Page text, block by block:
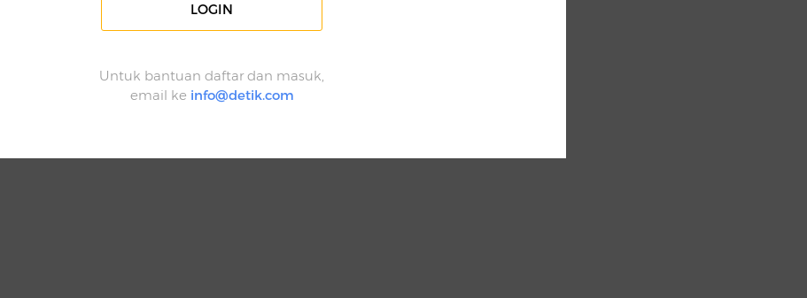
LOGIN
Untuk bantuan daftar dan masuk,
email ke info@detik.com